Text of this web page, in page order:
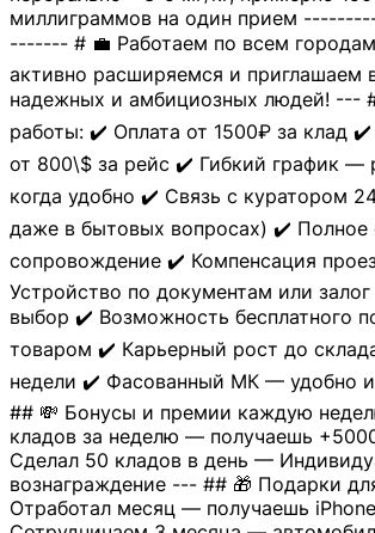
миллиграммов на один прием
------- # 💼 Работаем по всем
активно расширяемся и приглашаем
надежных и амбициозных людей! ---
работы: ✔️ Оплата от 1500₽ за клад
от 800\$ за рейс ✔️ Гибкий график —
когда удобно ✔️ Связь с куратором
даже в бытовых вопросах) ✔️ Полное
сопровождение ✔️ Компенсация
Устройство по документам или
выбор ✔️ Возможность бесплатного
товаром ✔️ Карьерный рост до
недели ✔️ Фасованный МК — удобно
## 💸 Бонусы и премии каждую
кладов за неделю — получаешь
Сделал 50 кладов в день —
вознаграждение --- ## 🎁 Подарки
Отработал месяц — получаешь